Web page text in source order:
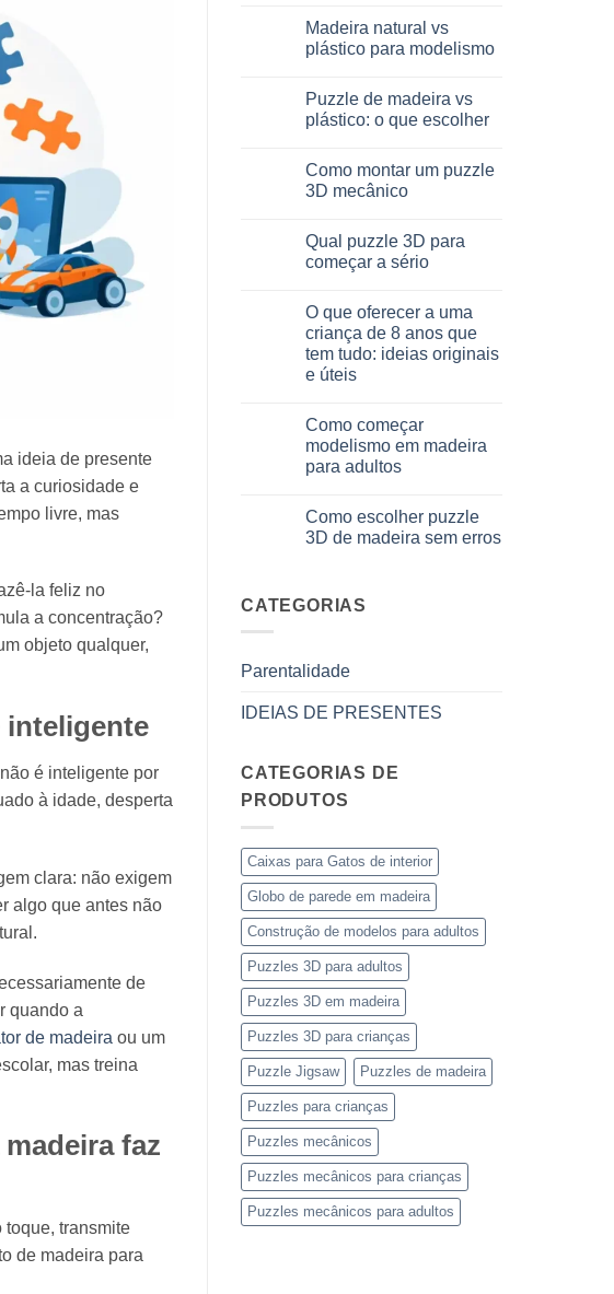
ideia de presente
a curiosidade e
livre, mas
la feliz no
a concentração?
objeto qualquer,
inteligente
é inteligente por
à idade, desperta
clara: não exigem
algo que antes não
de
quando a
de madeira ou um
mas treina
faz
toque, transmite
de madeira para
scegliere
em
Migliori
kit
colla:
quali
scegliere
Madeira natural vs
plástico para modelismo
em
Legno
naturale
modellismo
Puzzle de madeira vs
plástico: o que escolher
em
Puzzle
legno
cosa
scegliere
Como montar um puzzle
3D mecânico
em
Come
assemblare
3D
meccanico
Qual puzzle 3D para
começar a sério
em
Quale
puzzle
3D
per
iniziare
O que oferecer a uma
criança de 8 anos que
tem tudo: ideias originais
e úteis
em
regalare
a
di
8
anni
originali
Como começar
modelismo em madeira
para adultos
em
Come
iniziare
Como escolher puzzle
3D de madeira sem erros
Come
scegliere
senza
CATEGORIAS
Parentalidade
IDEIAS DE PRESENTES
CATEGORIAS DE
PRODUTOS
Caixas para Gatos de interior
Globo de parede em madeira
Construção de modelos para adultos
Puzzles 3D para adultos
Puzzles 3D em madeira
Puzzles 3D para crianças
Puzzle Jigsaw Puzzles de madeira
Puzzles para crianças
Puzzles mecânicos
Puzzles mecânicos para crianças
Puzzles mecânicos para adultos